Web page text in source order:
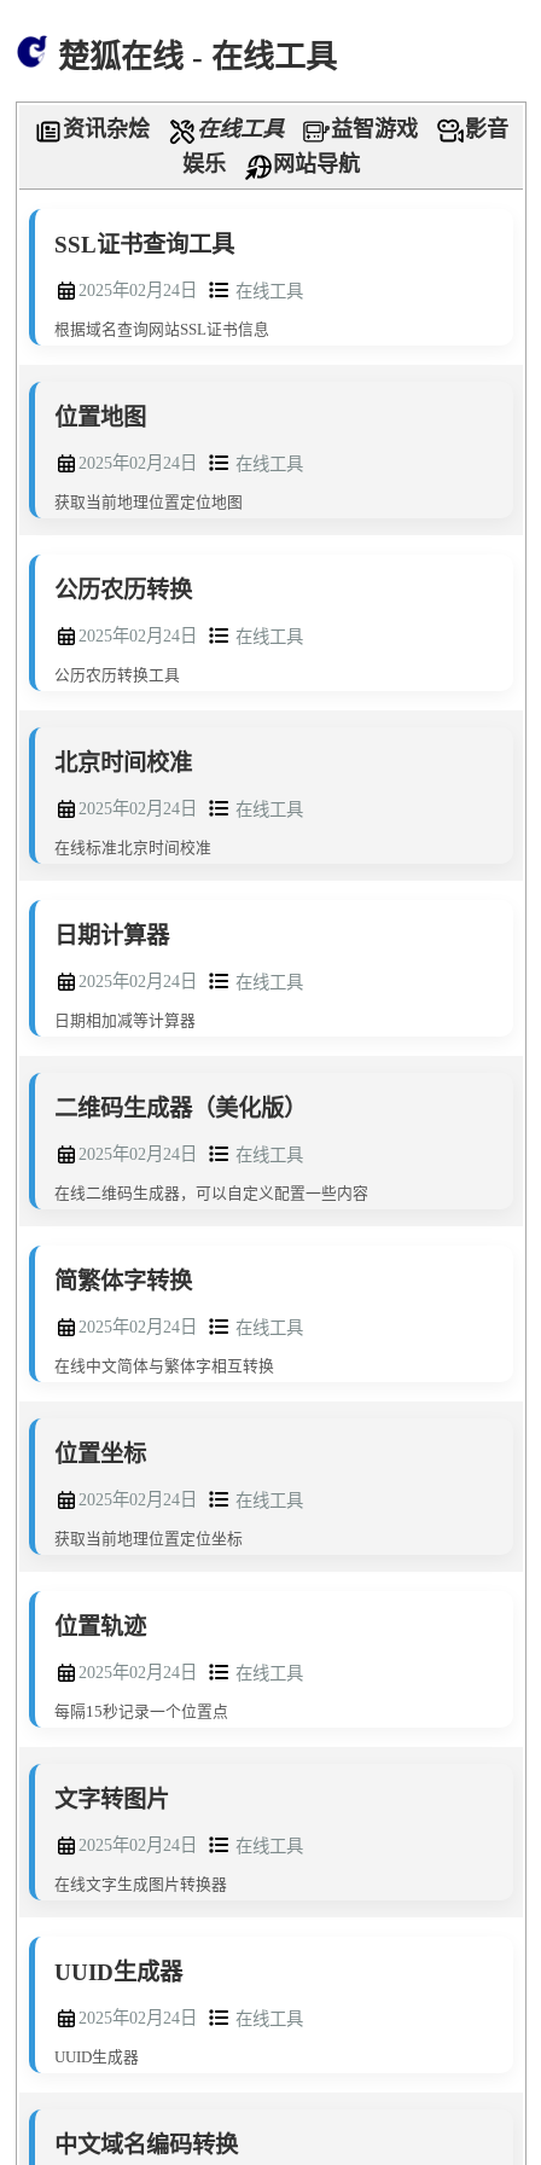
楚狐在线 - 在线工具
资讯杂烩 在线工具 益智游戏
影音
娱乐
网站导航
SSL证书查询工具
2025年02月24日 在线工具
根据域名查询网站SSL证书信息
位置地图
2025年02月24日 在线工具
获取当前地理位置定位地图
公历农历转换
2025年02月24日 在线工具
公历农历转换工具
北京时间校准
2025年02月24日 在线工具
在线标准北京时间校准
日期计算器
2025年02月24日 在线工具
日期相加减等计算器
二维码生成器（美化版）
2025年02月24日 在线工具
在线二维码生成器，可以自定义配置一些内容
简繁体字转换
2025年02月24日 在线工具
在线中文简体与繁体字相互转换
位置坐标
2025年02月24日 在线工具
获取当前地理位置定位坐标
位置轨迹
2025年02月24日 在线工具
每隔15秒记录一个位置点
文字转图片
2025年02月24日 在线工具
在线文字生成图片转换器
UUID生成器
2025年02月24日 在线工具
UUID生成器
中文域名编码转换